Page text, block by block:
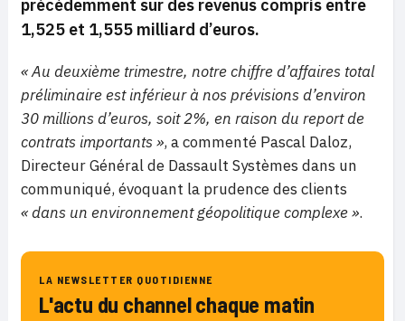
précédemment sur des revenus compris entre
1,525 et 1,555 milliard d’euros.
« Au deuxième trimestre, notre chiffre d’affaires total
préliminaire est inférieur à nos prévisions d’environ
30 millions d’euros, soit 2%, en raison du report de
contrats importants », a commenté Pascal Daloz,
Directeur Général de Dassault Systèmes dans un
communiqué, évoquant la prudence des clients
« dans un environnement géopolitique complexe ».
LA NEWSLETTER QUOTIDIENNE
L'actu du channel chaque matin